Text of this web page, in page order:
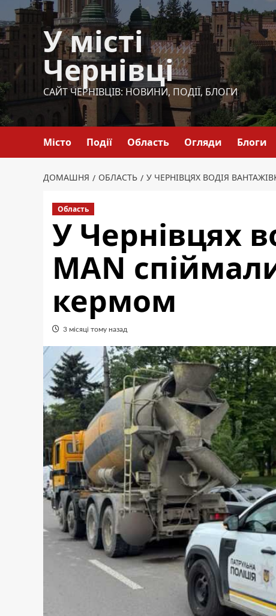
Перейти
до
вмісту
У місті
Чернівці
САЙТ ЧЕРНІВЦІВ: НОВИНИ, ПОДІЇ, БЛОГИ
Місто Події Область Огляди Блоги
ДОМАШНЯ ОБЛАСТЬ У ЧЕРНІВЦЯХ ВОДІЯ
Область
У Чернівцях
MAN
кермом
3 місяці тому назад